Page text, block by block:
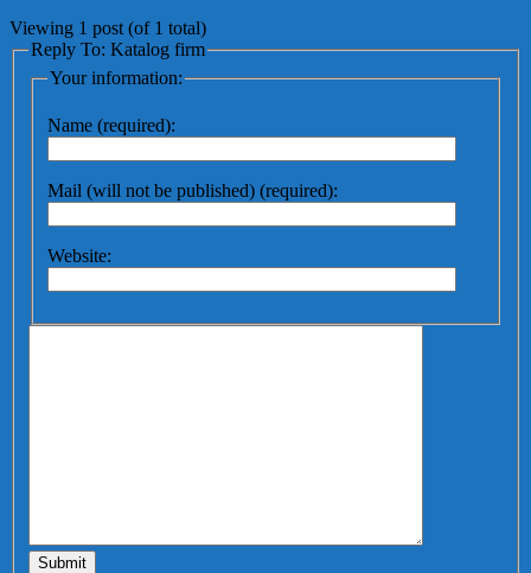
Viewing 1 post (of 1 total)
Reply To: Katalog firm
Your information:
Name (required):
Mail (will not be published) (required):
Website:
Submit